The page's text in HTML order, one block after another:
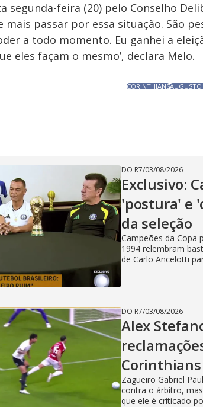
segunda-feira (20) pelo Conselho
passar por essa situação. São
a todo momento. Eu ganhei a
eles façam o mesmo’, declara Melo.
CORINTHIANS
DO R7/03/08/2026
Exclusivo:
'postura' e
da seleção
Campeões da Copa
1994 relembram
de Carlo Ancelotti
DO R7/03/08/2026
Alex
Corinthians
Zagueiro Gabriel
contra o árbitro,
que ele é criticado